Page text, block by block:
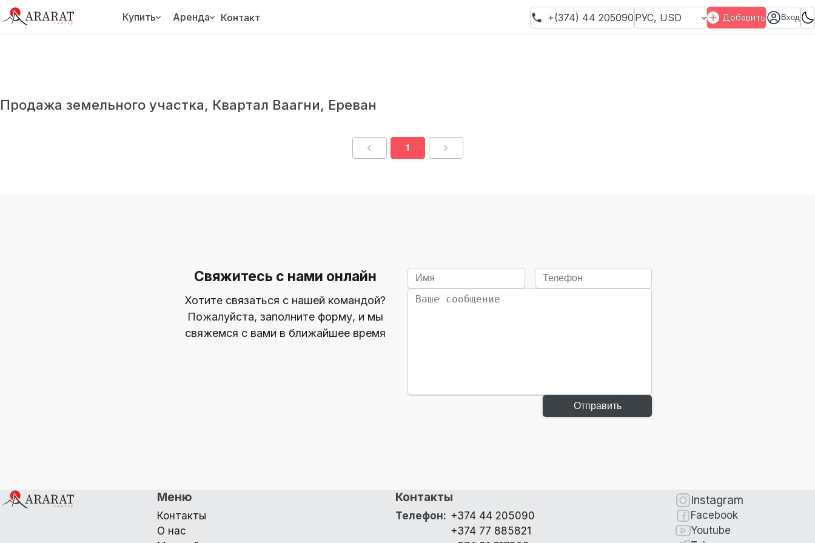
Купить Аренда Контакт +(374) 44 205090 РУС, USD Добавить Вход
Продажа земельного участка, Квартал Ваагни, Ереван
1
Свяжитесь с нами онлайн
Хотите связаться с нашей командой?
Пожалуйста, заполните форму, и мы
свяжемся с вами в ближайшее время
Отправить
Меню
Контакты
О нас
Контакты
Телефон: +374 44 205090
+374 77 885821
Instagram
Facebook
Youtube